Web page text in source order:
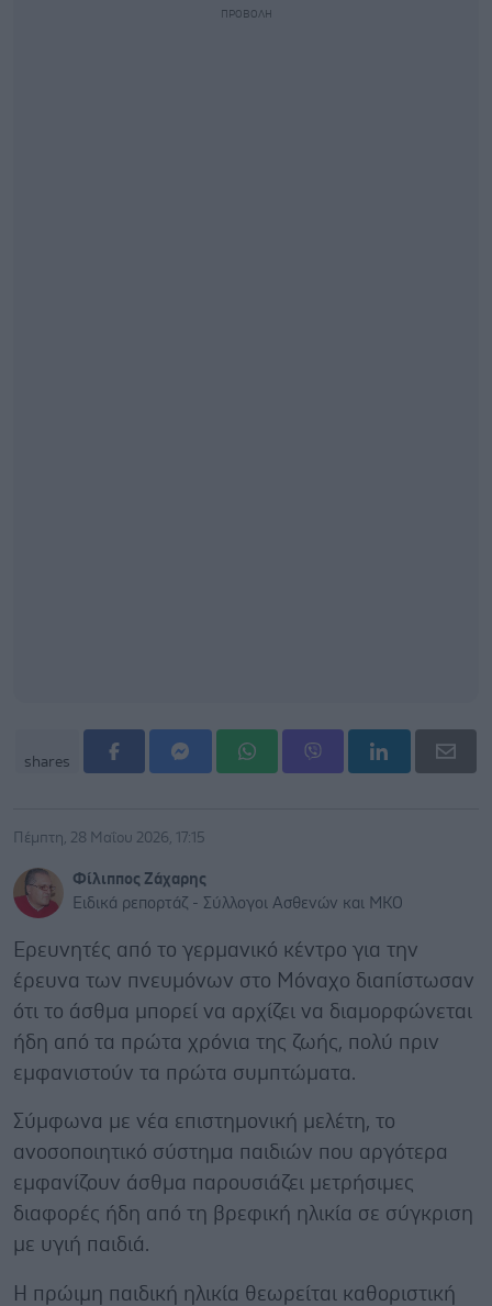
shares
Πέμπτη, 28 Μαΐου 2026, 17:15
Φίλιππος Ζάχαρης
Ειδικά ρεπορτάζ - Σύλλογοι Ασθενών και ΜΚΟ
Ερευνητές από το γερμανικό κέντρο για την
έρευνα των πνευμόνων στο Μόναχο διαπίστωσαν
ότι το άσθμα μπορεί να αρχίζει να διαμορφώνεται
ήδη από τα πρώτα χρόνια της ζωής, πολύ πριν
εμφανιστούν τα πρώτα συμπτώματα.
Σύμφωνα με νέα επιστημονική μελέτη, το
ανοσοποιητικό σύστημα παιδιών που αργότερα
εμφανίζουν άσθμα παρουσιάζει μετρήσιμες
διαφορές ήδη από τη βρεφική ηλικία σε σύγκριση
με υγιή παιδιά.
Η πρώιμη παιδική ηλικία θεωρείται καθοριστική